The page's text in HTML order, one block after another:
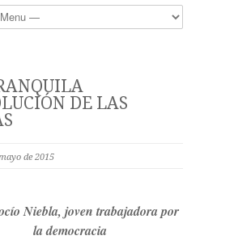
DE LAS
de 2015
Niebla, joven trabajadora por
la democracia